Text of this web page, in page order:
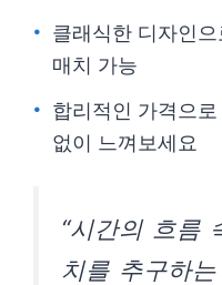
클래식한 디자인
매치 가능
합리적인 가격으
없이 느껴보세요
“시간의 흐름
치를 추구하